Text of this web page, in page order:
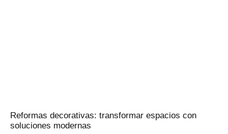
Reformas decorativas: transformar espacios con
soluciones modernas